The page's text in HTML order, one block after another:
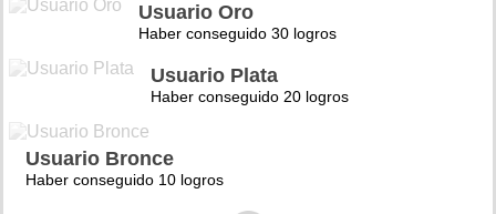
Usuario Oro
Haber conseguido 30 logros
Usuario Plata
Haber conseguido 20 logros
Usuario Bronce
Haber conseguido 10 logros